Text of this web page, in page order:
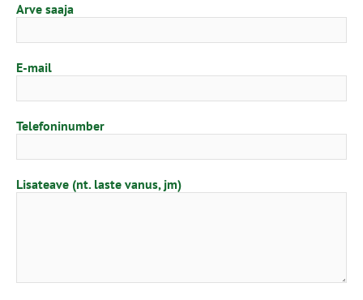
Arve saaja
E-mail
Telefoninumber
Lisateave (nt. laste vanus, jm)